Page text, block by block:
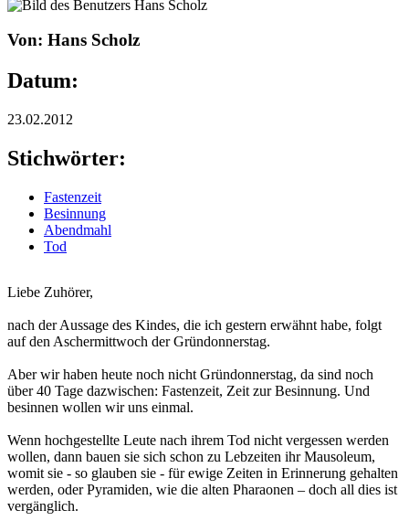
Von: Hans Scholz
Datum:
23.02.2012
Stichwörter:
Fastenzeit
Besinnung
Abendmahl
Tod
Liebe Zuhörer,
nach der Aussage des Kindes, die ich gestern erwähnt habe, folgt
auf den Aschermittwoch der Gründonnerstag.
Aber wir haben heute noch nicht Gründonnerstag, da sind noch
über 40 Tage dazwischen: Fastenzeit, Zeit zur Besinnung. Und
besinnen wollen wir uns einmal.
Wenn hochgestellte Leute nach ihrem Tod nicht vergessen werden
wollen, dann bauen sie sich schon zu Lebzeiten ihr Mausoleum,
womit sie - so glauben sie - für ewige Zeiten in Erinnerung gehalten
werden, oder Pyramiden, wie die alten Pharaonen – doch all dies ist
vergänglich.